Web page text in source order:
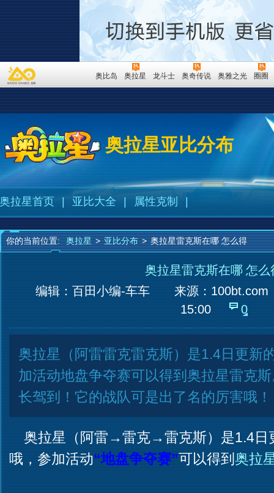
奥比岛 奥拉星 龙斗士 奥奇传说 奥雅之光 圈圈
奥拉星亚比分布
奥拉星首页 亚比大全 属性克制
你的当前位置: 奥拉星 > 亚比分布 > 奥拉星雷克斯在哪 怎么得
奥拉星雷克斯在哪 怎么
编辑：百田小编-车车
来源： 100bt.com
15:00
0
奥拉星（阿雷雷克雷克斯）是1.4日更新
加活动地盘争夺赛可以得到奥拉星雷克
长驾到！它的战队可是出了名的厉害哦！
奥拉星（阿雷→雷克→雷克斯）是1.4日
哦，参加活动“地盘争夺赛”可以得到 奥拉